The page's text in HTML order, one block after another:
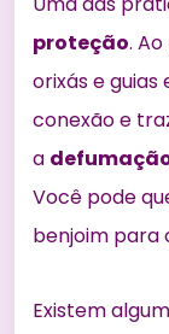
proteção.
orixás e guias
conexão e
a
Você pode
benjoim para
Existem